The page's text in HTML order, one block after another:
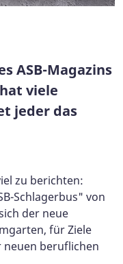
ASB-Magazins
viele
jeder das
zu berichten:
Schlagerbus" von
der neue
für Ziele
neuen beruflichen